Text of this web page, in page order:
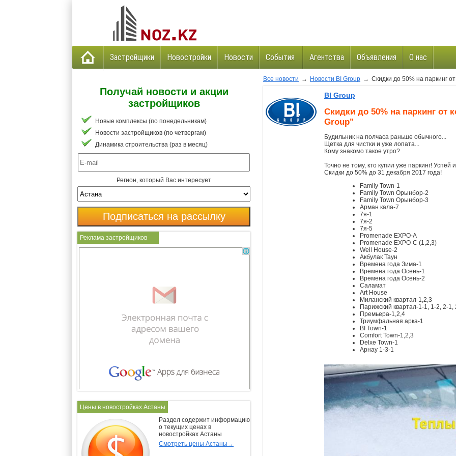
Застройщики Новостройки Новости События Агентства Объявления О нас
Все новости → Новости BI Group → Скидки до 50% на паркинг
BI Group
Скидки до 50% на паркинг от
Group"
Будильник на полчаса раньше обычного...
Щетка для чистки и уже лопата...
Кому знакомо такое утро?
Точно не тому, кто купил уже паркинг! Успей
Скидки до 50% до 31 декабря 2017 года!
Family Town-1
Family Town Орынбор-2
Family Town Орынбор-3
Арман кала-7
7я-1
7я-2
7я-5
Promenade EXPO-A
Promenade EXPO-C (1,2,3)
Well House-2
Акбулак Таун
Времена года Зима-1
Времена года Осень-1
Времена года Осень-2
Саламат
Art House
Миланский квартал-1,2,3
Парижский квартал-1-1, 1-2, 2-1,
Премьера-1,2,4
Триумфальная арка-1
BI Town-1
Comfort Town-1,2,3
Delxe Town-1
Арнау 1-3-1
Получай новости и акции
застройщиков
Новые комплексы (по понедельникам)
Новости застройщиков (по четвергам)
Динамика строительства (раз в месяц)
Регион, который Вас интересует
Реклама застройщиков
Цены в новостройках Астаны
Раздел содержит информацию
о текущих ценах в
новостройках Астаны
Смотреть цены Астаны→